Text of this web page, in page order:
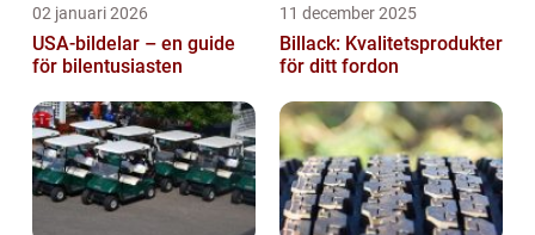
02 januari 2026
USA-bildelar – en guide
för bilentusiasten
11 december 2025
Billack: Kvalitetsprodukter
för ditt fordon